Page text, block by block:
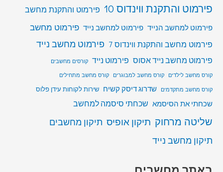
פירמוט והתקנת ווינדוס 10 פירמוט והתקנת מחשב
פירמוט למחשב הנייד פירמוט למחשב נייד פירמוט מחשב
פירמוט מחשב והתקנת ווינדוס 7
פירמוט מחשב נייד
פירמוט מחשב נייד אסוס פירמוט נייד קורסים מחשבים
קורס מחשב לילדים
קורס מחשב למבוגרים
קורס מחשב מתחילים
קורס מחשב מתקדמים
שדרוג דיסק קשיח שירות לקוחות עידן פלוס
שכחתי את הסיסמא שכחתי סיסמה למחשב
שליטה מרחוק תיקון אופיס תיקון מחשבים
תיקון מחשב נייד